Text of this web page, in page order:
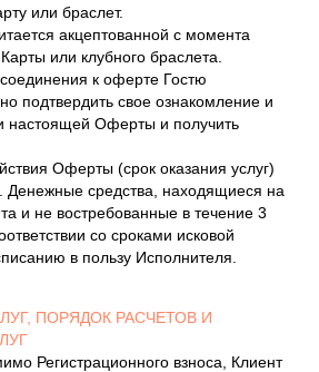
или браслет.
акцептованной с момента
или клубного браслета.
к оферте Гостю
подтвердить свое ознакомление и
настоящей Оферты и получить
Оферты (срок оказания услуг)
Денежные средства, находящиеся на
и не востребованные в течение 3
со сроками исковой
в пользу Исполнителя.
ПОРЯДОК РАСЧЕТОВ И
взноса, Клиент